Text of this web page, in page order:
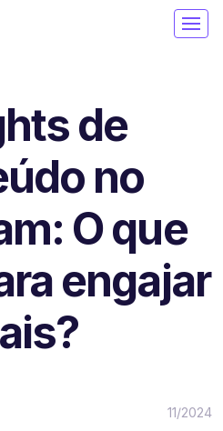
de
no
O que
engajar
11/2024